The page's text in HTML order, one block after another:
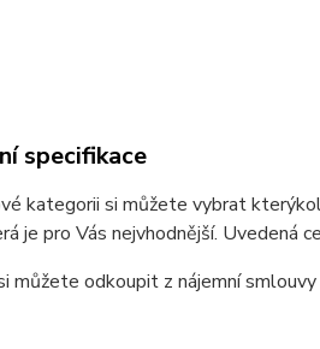
specifikace
kategorii si můžete vybrat
je pro Vás nejvhodnější. Uvedená
můžete odkoupit z nájemní